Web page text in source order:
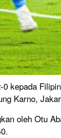
kepada
Karno,
oleh Otu